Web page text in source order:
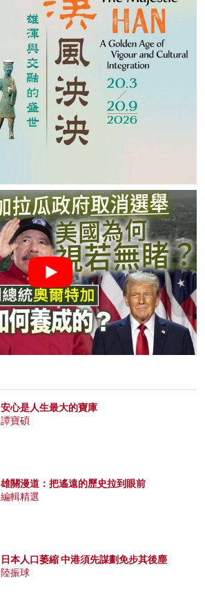
安心是人生最大的寶庫
譚寶碩
雄關漫道：把遙遠的歷史拉到眼前
編輯精選
日本人口萎縮 中港須先謀劃免步其後塵
陸振球